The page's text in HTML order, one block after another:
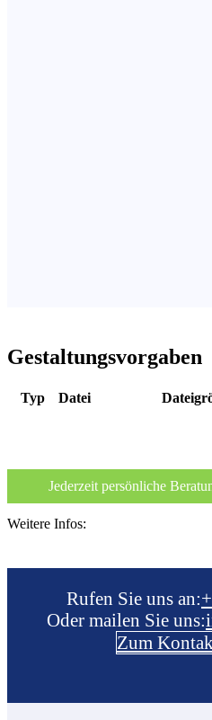
Gestaltungsvorgaben
Typ Datei
Jederzeit persönliche
Weitere Infos:
Rufen Sie uns an:­
Oder mailen Sie uns:
Zum